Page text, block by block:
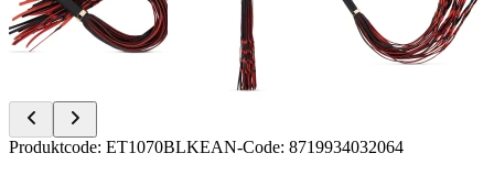
Item
Produktcode: ET1070BLKEAN-Code: 8719934032064